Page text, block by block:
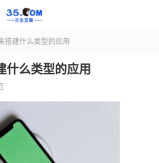
搭建什么类型的应用
什么类型的应用